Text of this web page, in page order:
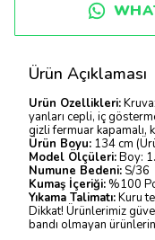
Ürün Açıklaması
Ürün Özellikleri:
yanları cepli, iç
gizli fermuar kapamalı,
Ürün Boyu: 134 cm
Model Ölçüleri:Boy:
Numune Bedeni: S/36
Kumaş İçeriği: %100
Yıkama Talimatı:Kuru
Dikkat! Ürünlerimiz
bandı olmayan